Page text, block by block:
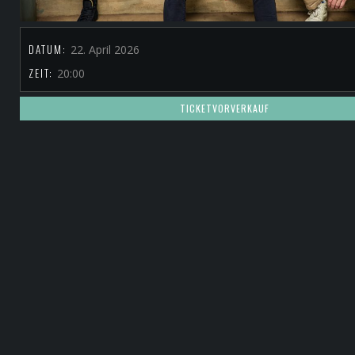
DATUM: 22. April 2026
ZEIT: 20:00
TICKETVORVERKAUF